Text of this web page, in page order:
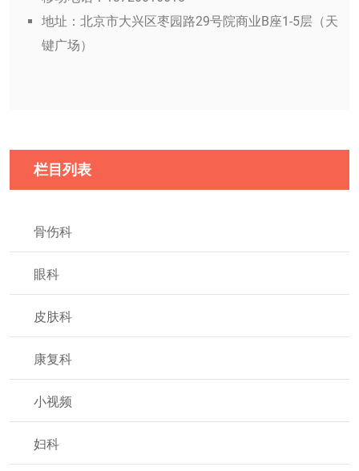
地址：北京市大兴区枣园路29号院商业B座1-5层（天
键广场）
栏目列表
骨伤科
眼科
皮肤科
康复科
小视频
妇科